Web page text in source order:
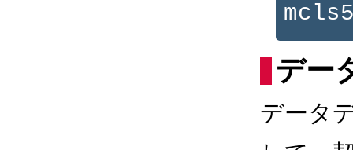
デー
データ